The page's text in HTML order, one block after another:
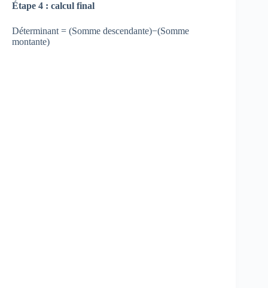
Étape 4 : calcul final
Déterminant = (Somme descendante)−(Somme
montante)